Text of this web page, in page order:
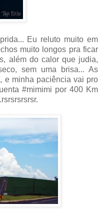
Eu reluto muito em
muito longos pra ficar
além do calor que judia,
sem uma brisa... As
e minha paciência vai pro
#mimimi por 400 Km